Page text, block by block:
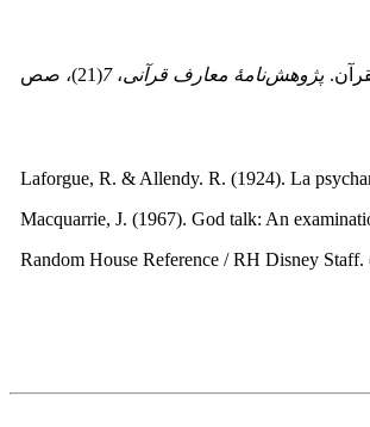
پژوهش‌نامۀ معارف قرآنی،7
(21)، صص
Laforgue, R. & Allendy. R. (1924). La
Macquarrie, J. (1967). God talk: An
Random House Reference / RH Disney